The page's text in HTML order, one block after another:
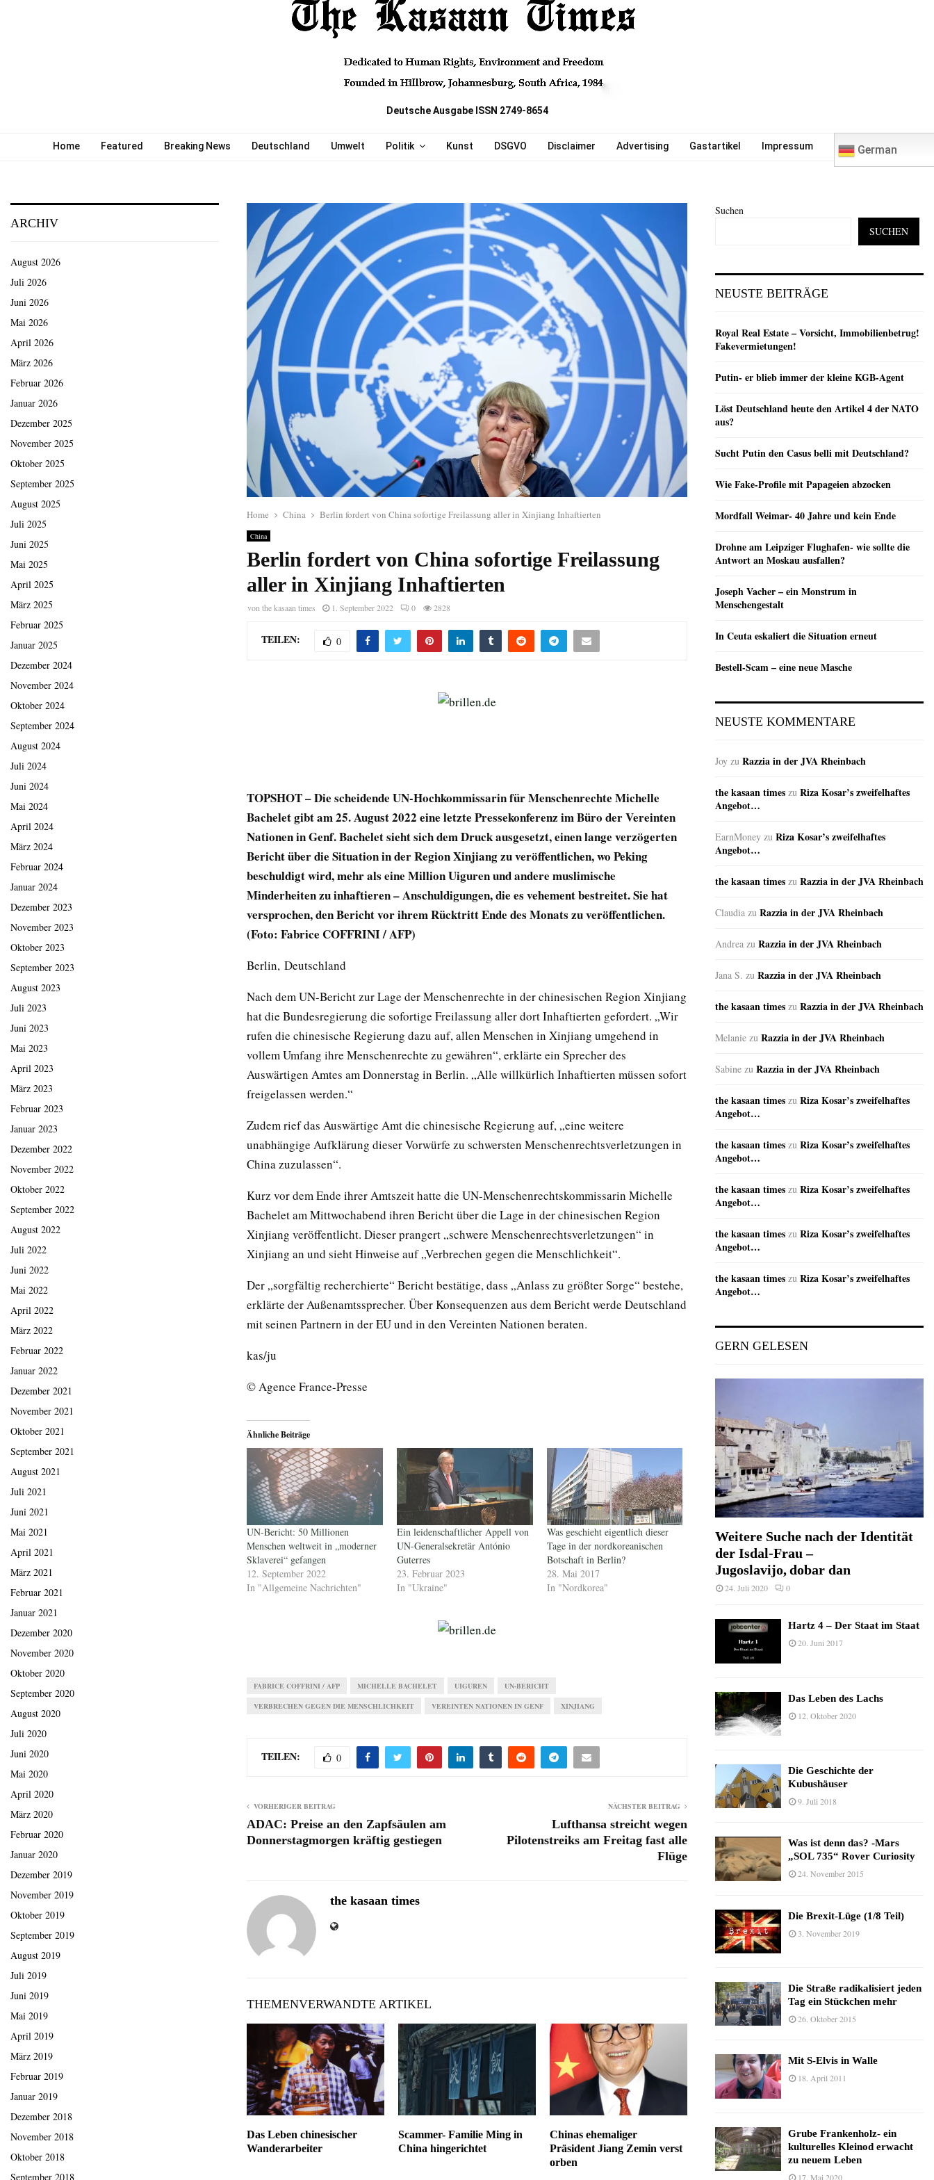
Deutsche Ausgabe ISSN 2749-8654
Home Featured Breaking News Deutschland Umwelt Politik Kunst DSGVO Disclaimer Advertising Gastartikel Impressum German
Home China Berlin fordert von China sofortige Freilassung aller in Xinjiang Inhaftierten
China
Berlin fordert von China sofortige Freilassung
aller in Xinjiang Inhaftierten
von the kasaan times 1. September 2022 0 2828
TEILEN: 0
TOPSHOT – Die scheidende UN-Hochkommissarin für Menschenrechte Michelle
Bachelet gibt am 25. August 2022 eine letzte Pressekonferenz im Büro der Vereinten
Nationen in Genf. Bachelet sieht sich dem Druck ausgesetzt, einen lange verzögerten
Bericht über die Situation in der Region Xinjiang zu veröffentlichen, wo Peking
beschuldigt wird, mehr als eine Million Uiguren und andere muslimische
Minderheiten zu inhaftieren – Anschuldigungen, die es vehement bestreitet. Sie hat
versprochen, den Bericht vor ihrem Rücktritt Ende des Monats zu veröffentlichen.
(Foto: Fabrice COFFRINI / AFP)
Berlin, Deutschland
Nach dem UN-Bericht zur Lage der Menschenrechte in der chinesischen Region Xinjiang
hat die Bundesregierung die sofortige Freilassung aller dort Inhaftierten gefordert. „Wir
rufen die chinesische Regierung dazu auf, allen Menschen in Xinjiang umgehend in
vollem Umfang ihre Menschenrechte zu gewähren“, erklärte ein Sprecher des
Auswärtigen Amtes am Donnerstag in Berlin. „Alle willkürlich Inhaftierten müssen sofort
freigelassen werden.“
Zudem rief das Auswärtige Amt die chinesische Regierung auf, „eine weitere
unabhängige Aufklärung dieser Vorwürfe zu schwersten Menschenrechtsverletzungen in
China zuzulassen“.
Kurz vor dem Ende ihrer Amtszeit hatte die UN-Menschenrechtskommissarin Michelle
Bachelet am Mittwochabend ihren Bericht über die Lage in der chinesischen Region
Xinjiang veröffentlicht. Dieser prangert „schwere Menschenrechtsverletzungen“ in
Xinjiang an und sieht Hinweise auf „Verbrechen gegen die Menschlichkeit“.
Der „sorgfältig recherchierte“ Bericht bestätige, dass „Anlass zu größter Sorge“ bestehe,
erklärte der Außenamtssprecher. Über Konsequenzen aus dem Bericht werde Deutschland
mit seinen Partnern in der EU und in den Vereinten Nationen beraten.
kas/ju
© Agence France-Presse
Ähnliche Beiträge
UN-Bericht: 50 Millionen
Menschen weltweit in „moderner
Sklaverei“ gefangen
12. September 2022
In "Allgemeine Nachrichten"
Ein leidenschaftlicher Appell von
UN-Generalsekretär António
Guterres
23. Februar 2023
In "Ukraine"
Was geschieht eigentlich dieser
Tage in der nordkoreanischen
Botschaft in Berlin?
28. Mai 2017
In "Nordkorea"
FABRICE COFFRINI / AFP MICHELLE BACHELET UIGUREN UN-BERICHT
VERBRECHEN GEGEN DIE MENSCHLICHKEIT VEREINTEN NATIONEN IN GENF XINJIANG
TEILEN: 0
VORHERIGER BEITRAG
ADAC: Preise an den Zapfsäulen am
Donnerstagmorgen kräftig gestiegen
NÄCHSTER BEITRAG
Lufthansa streicht wegen
Pilotenstreiks am Freitag fast alle
Flüge
the kasaan times
THEMENVERWANDTE ARTIKEL
Das Leben chinesischer
Wanderarbeiter
Scammer- Familie Ming in
China hingerichtet
Chinas ehemaliger
Präsident Jiang Zemin verst
orben
ARCHIV
August 2026
Juli 2026
Juni 2026
Mai 2026
April 2026
März 2026
Februar 2026
Januar 2026
Dezember 2025
November 2025
Oktober 2025
September 2025
August 2025
Juli 2025
Juni 2025
Mai 2025
April 2025
März 2025
Februar 2025
Januar 2025
Dezember 2024
November 2024
Oktober 2024
September 2024
August 2024
Juli 2024
Juni 2024
Mai 2024
April 2024
März 2024
Februar 2024
Januar 2024
Dezember 2023
November 2023
Oktober 2023
September 2023
August 2023
Juli 2023
Juni 2023
Mai 2023
April 2023
März 2023
Februar 2023
Januar 2023
Dezember 2022
November 2022
Oktober 2022
September 2022
August 2022
Juli 2022
Juni 2022
Mai 2022
April 2022
März 2022
Februar 2022
Januar 2022
Dezember 2021
November 2021
Oktober 2021
September 2021
August 2021
Juli 2021
Juni 2021
Mai 2021
April 2021
März 2021
Februar 2021
Januar 2021
Dezember 2020
November 2020
Oktober 2020
September 2020
August 2020
Juli 2020
Juni 2020
Mai 2020
April 2020
März 2020
Februar 2020
Januar 2020
Dezember 2019
November 2019
Oktober 2019
September 2019
August 2019
Juli 2019
Juni 2019
Mai 2019
April 2019
März 2019
Februar 2019
Januar 2019
Dezember 2018
November 2018
Oktober 2018
September 2018
Suchen
SUCHEN
NEUSTE BEITRÄGE
Royal Real Estate – Vorsicht, Immobilienbetrug!
Fakevermietungen!
Putin- er blieb immer der kleine KGB-Agent
Löst Deutschland heute den Artikel 4 der NATO
aus?
Sucht Putin den Casus belli mit Deutschland?
Wie Fake-Profile mit Papageien abzocken
Mordfall Weimar- 40 Jahre und kein Ende
Drohne am Leipziger Flughafen- wie sollte die
Antwort an Moskau ausfallen?
Joseph Vacher – ein Monstrum in
Menschengestalt
In Ceuta eskaliert die Situation erneut
Bestell-Scam – eine neue Masche
NEUSTE KOMMENTARE
Joy zu Razzia in der JVA Rheinbach
the kasaan times zu Riza Kosar’s zweifelhaftes
Angebot…
EarnMoney zu Riza Kosar’s zweifelhaftes
Angebot…
the kasaan times zu Razzia in der JVA Rheinbach
Claudia zu Razzia in der JVA Rheinbach
Andrea zu Razzia in der JVA Rheinbach
Jana S. zu Razzia in der JVA Rheinbach
the kasaan times zu Razzia in der JVA Rheinbach
Melanie zu Razzia in der JVA Rheinbach
Sabine zu Razzia in der JVA Rheinbach
the kasaan times zu Riza Kosar’s zweifelhaftes
Angebot…
the kasaan times zu Riza Kosar’s zweifelhaftes
Angebot…
the kasaan times zu Riza Kosar’s zweifelhaftes
Angebot…
the kasaan times zu Riza Kosar’s zweifelhaftes
Angebot…
the kasaan times zu Riza Kosar’s zweifelhaftes
Angebot…
GERN GELESEN
Weitere Suche nach der Identität
der Isdal-Frau –
Jugoslavijo, dobar dan
24. Juli 2020 0
Hartz 4 – Der Staat im Staat
20. Juni 2017
Das Leben des Lachs
12. Oktober 2020
Die Geschichte der
Kubushäuser
9. Juli 2018
Was ist denn das? -Mars
„SOL 735“ Rover Curiosity
24. November 2015
Die Brexit-Lüge (1/8 Teil)
3. November 2019
Die Straße radikalisiert jeden
Tag ein Stückchen mehr
26. Oktober 2015
Mit S-Elvis in Walle
18. April 2011
Grube Frankenholz- ein
kulturelles Kleinod erwacht
zu neuem Leben
17. Mai 2020